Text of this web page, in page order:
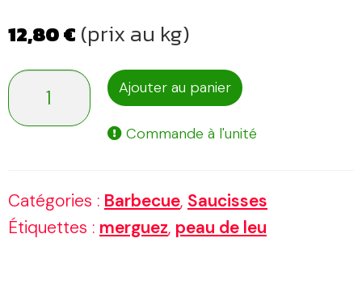
12,80€ (prix au kg)
quantité
de
Neufchâtel
Ajouter au panier
Commande à l'unité
Catégories : Barbecue, Saucisses
Étiquettes : merguez, peau de leu